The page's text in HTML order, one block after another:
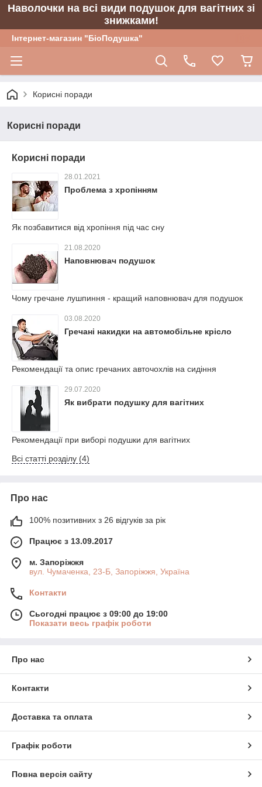
Наволочки на всі види подушок для вагітних зі
знижками!
Інтернет-магазин "БіоПодушка"
Корисні поради
Корисні поради
Корисні поради
28.01.2021
Проблема з хропінням
Як позбавитися від хропіння під час сну
21.08.2020
Наповнювач подушок
Чому гречане лушпиння - кращий наповнювач для подушок
03.08.2020
Гречані накидки на автомобільне крісло
Рекомендації та опис гречаних авточохлів на сидіння
29.07.2020
Як вибрати подушку для вагітних
Рекомендації при виборі подушки для вагітних
Всі статті розділу (4)
Про нас
100% позитивних з 26 відгуків за рік
Працює з 13.09.2017
м. Запоріжжя
вул. Чумаченка, 23-Б, Запоріжжя, Україна
Контакти
Сьогодні працює з 09:00 до 19:00
Показати весь графік роботи
Про нас
Контакти
Доставка та оплата
Графік роботи
Повна версія сайту